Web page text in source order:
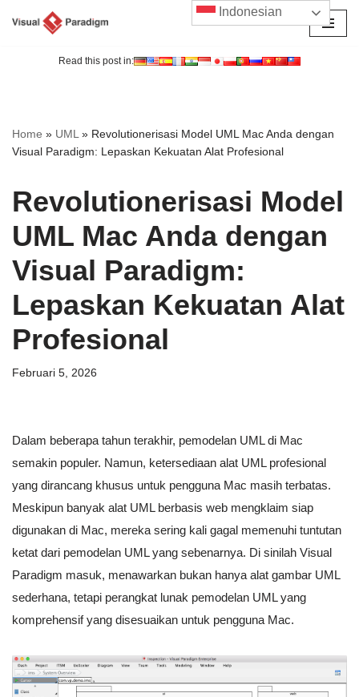
Read this post in:
Home » UML» Revolutionerisasi Model UML Mac Anda dengan
Visual Paradigm: Lepaskan Kekuatan Alat Profesional
Revolutionerisasi Model
UML Mac Anda dengan
Visual Paradigm:
Lepaskan Kekuatan Alat
Profesional
Februari 5, 2026
Dalam beberapa tahun terakhir, pemodelan UML di Mac
semakin populer. Namun, ketersediaan alat UML profesional
yang dirancang khusus untuk pengguna Mac masih terbatas.
Meskipun banyak alat UML berbasis web mengklaim siap
digunakan di Mac, mereka sering kali gagal memenuhi tuntutan
ketat dari pemodelan UML yang sebenarnya. Di sinilah Visual
Paradigm masuk, menawarkan bukan hanya alat gambar UML
sederhana, tetapi perangkat lunak pemodelan UML yang
komprehensif yang disesuaikan untuk pengguna Mac.
Indonesian